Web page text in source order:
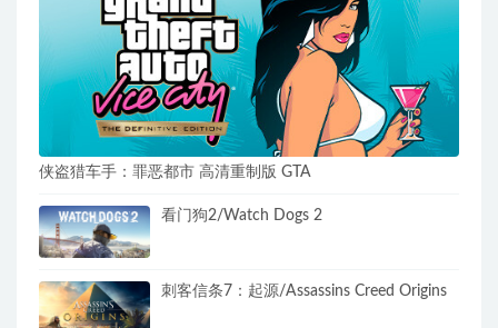
侠盗猎车手：罪恶都市 高清重制版 GTA
看门狗2/Watch Dogs 2
刺客信条7：起源/Assassins Creed Origins